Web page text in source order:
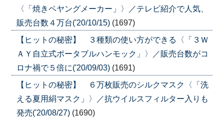
〈「焼きペヤングメーカー」〉／テレビ紹介で人気、
販売台数４万台('20/10/15) (1697)
【ヒットの秘密】 ３種類の使い方ができる〈「３Ｗ
ＡＹ自立式ポータブルハンモック」〉／販売台数がコ
ロナ禍で５倍に('20/09/03) (1691)
【ヒットの秘密】 ６万枚販売のシルクマスク〈「洗
える夏用絹マスク」〉／抗ウイルスフィルター入りも
発売('20/08/27) (1690)